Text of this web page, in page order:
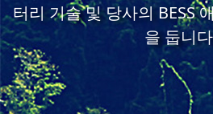
터리 기술 및 당사의 BESS
을 둡니